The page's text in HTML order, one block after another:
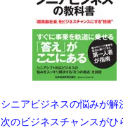
シニアビジネスの悩みが解
次のビジネスチャンスがひ